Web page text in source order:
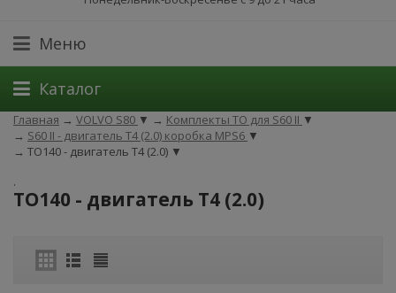
Меню
Каталог
Главная → VOLVO S80 ▼ → Комплекты ТО для S60 II ▼
→ S60 II - двигатель T4 (2.0) коробка MPS6 ▼
→ ТО140 - двигатель T4 (2.0) ▼
.
ТО140 - двигатель T4 (2.0)